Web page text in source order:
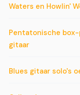
Waters en Howlin'
Pentatonische
gitaar
Blues gitaar solo's